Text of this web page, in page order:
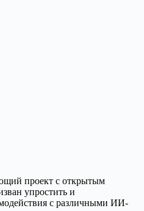
проект с открытым
упростить и
с различными ИИ-